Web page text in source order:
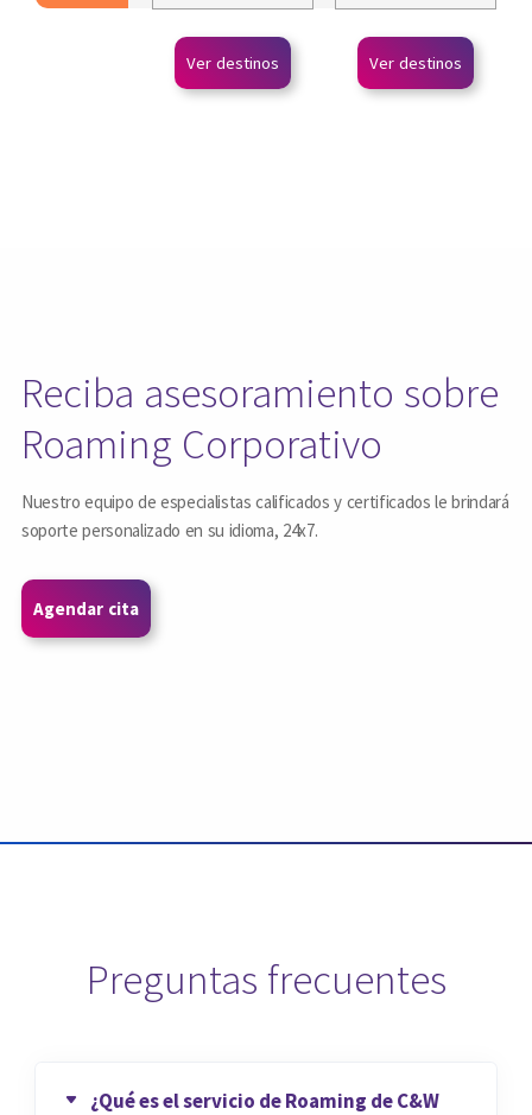
Ver destinos Ver destinos
Reciba asesoramiento sobre
Roaming Corporativo
Nuestro equipo de especialistas calificados y certificados le brindará
soporte personalizado en su idioma, 24x7.
Agendar cita
Preguntas frecuentes
¿Qué es el servicio de Roaming de C&W